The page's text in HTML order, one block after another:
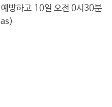
방하고 10일 오전 0시30분